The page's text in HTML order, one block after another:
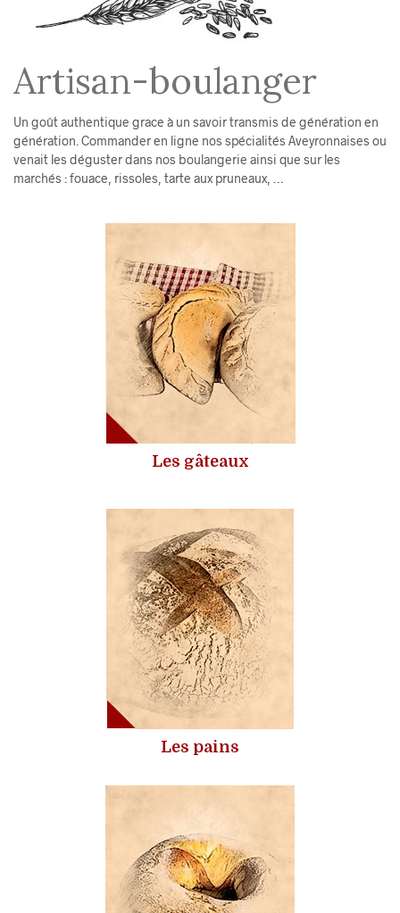
Artisan-boulanger
Un goût authentique grace à un savoir transmis de génération en
génération. Commander en ligne nos spécialités Aveyronnaises ou
venait les déguster dans nos boulangerie ainsi que sur les
marchés : fouace, rissoles, tarte aux pruneaux, …
Les gâteaux
Les pains